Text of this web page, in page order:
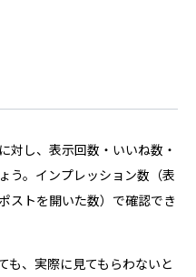
対し、表示回数・いいね数・
う。インプレッション数（表
ストを開いた数）で確認でき
も、実際に見てもらわないと